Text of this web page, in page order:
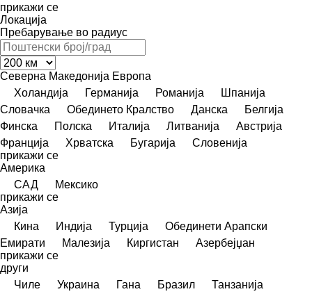
прикажи се
Локација
Пребарување во радиус
Северна Македонија Европа
Холандија
Германија Романија
Шпанија
Словачка
Обединето Кралство Данска
Белгија
Финска
Полска Италија Литванија
Австрија
Франција
Хрватска Бугарија
Словенија
прикажи се
Америка
САД
Мексико
прикажи се
Азија
Кина
Индија Турција
Обединети Арапски
Емирати
Малезија Киргистан
Азербејџан
прикажи се
други
Чиле
Украина Гана Бразил
Танзанија